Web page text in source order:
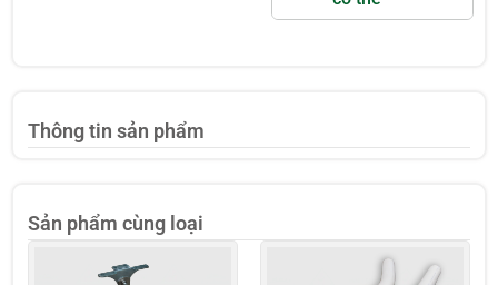
Thông tin sản phẩm
Sản phẩm cùng loại